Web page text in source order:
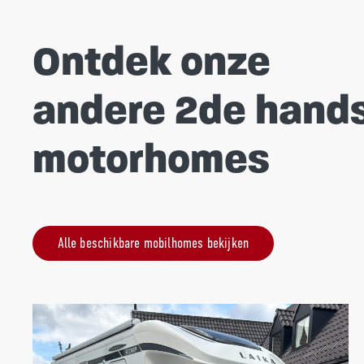
Ontdek onze
andere 2de
motorhomes
Alle beschikbare mobilhomes bekijken